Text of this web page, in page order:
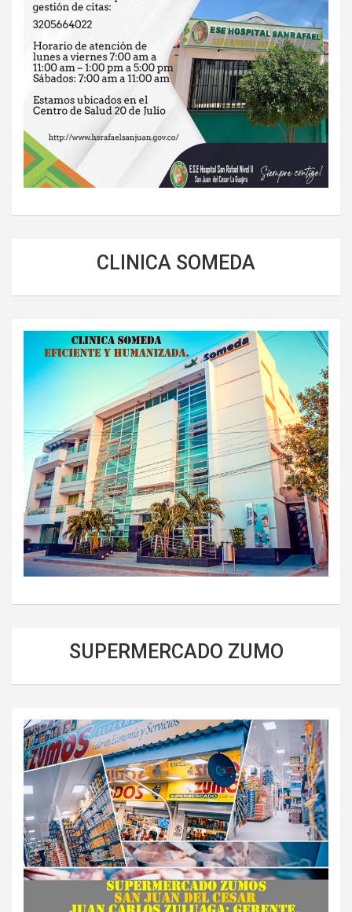
CLINICA SOMEDA
SUPERMERCADO ZUMO